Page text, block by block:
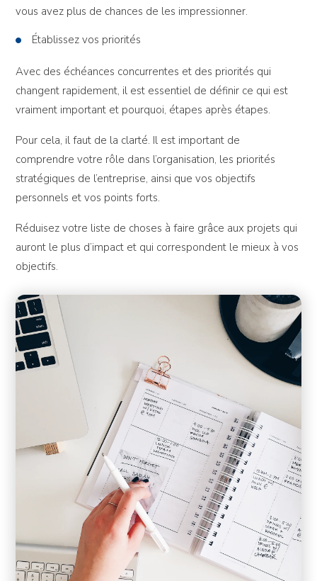
vous avez plus de chances de les impressionner.
Établissez vos priorités
Avec des échéances concurrentes et des priorités qui
changent rapidement, il est essentiel de définir ce qui est
vraiment important et pourquoi, étapes après étapes.
Pour cela, il faut de la clarté. Il est important de
comprendre votre rôle dans l’organisation, les priorités
stratégiques de l’entreprise, ainsi que vos objectifs
personnels et vos points forts.
Réduisez votre liste de choses à faire grâce aux projets qui
auront le plus d’impact et qui correspondent le mieux à vos
objectifs.